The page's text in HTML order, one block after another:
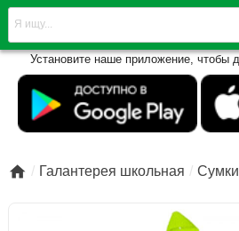
Установите наше приложение, чтобы
 Галантерея школьная